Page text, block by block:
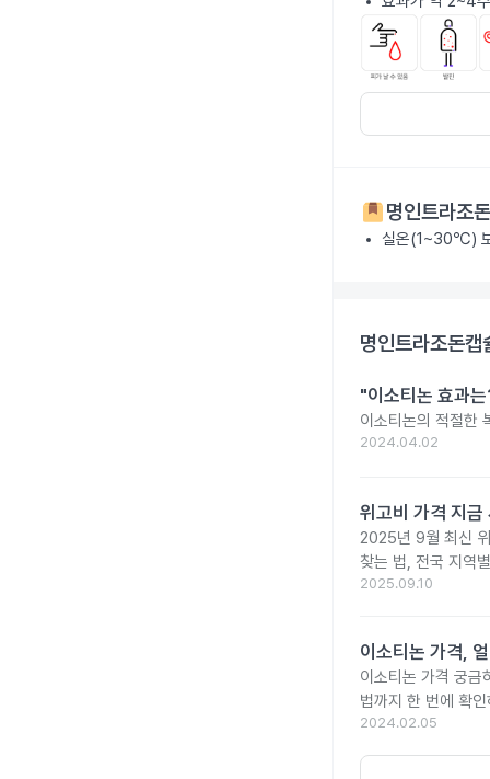
명인트라조
실온(1~30℃)
명인트라조돈
"이소티논 효과
이소티논의 적절한
2024.04.02
위고비 가격 지금
2025년 9월 최신
찾는 법, 전국 지역
2025.09.10
이소티논 가격,
이소티논 가격 궁금
법까지 한 번에 확
2024.02.05